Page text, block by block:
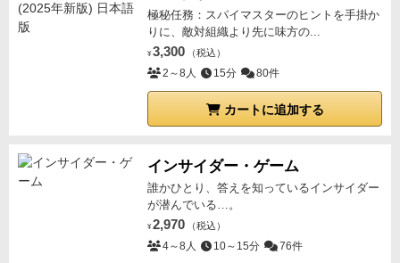
極秘任務：スパイマスターのヒントを手掛か
りに、敵対組織より先に味方の...
¥ 3,300 （税込）
2～8人 15分 80件
カートに追加する
インサイダー・ゲーム
誰かひとり、答えを知っているインサイダー
が潜んでいる…。
¥ 2,970 （税込）
4～8人 10～15分 76件